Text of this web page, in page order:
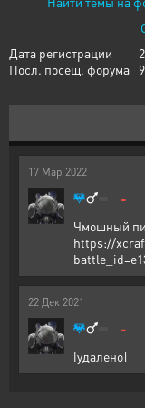
Дата регистрации
Посл. посещ. форума
17 Мар 2022
-
Чмошный
https://
22 Дек 2021
-
[удалено]